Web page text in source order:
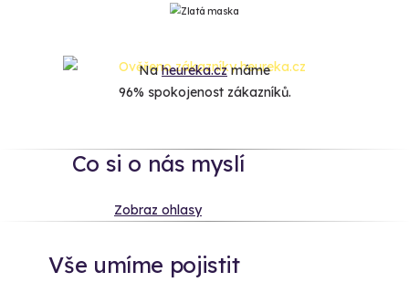
Naheureka.czmáme
96% spokojenost zákazníků.
Co si o nás myslí
Zobraz ohlasy
Vše umíme pojistit